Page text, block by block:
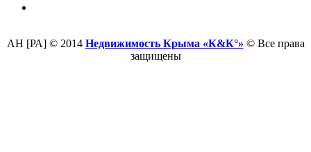
АН [РА] © 2014 Недвижимость Крыма «К&К°» © Все права
защищены